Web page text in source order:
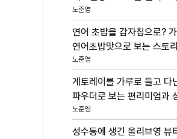
노준영
연어 초밥을 감자칩으로? 가
연어초밥맛으로 보는 스토
노준영
게토레이를 가루로 들고 다
파우더로 보는 편리미엄과
노준영
성수동에 생긴 올리브영 뷰